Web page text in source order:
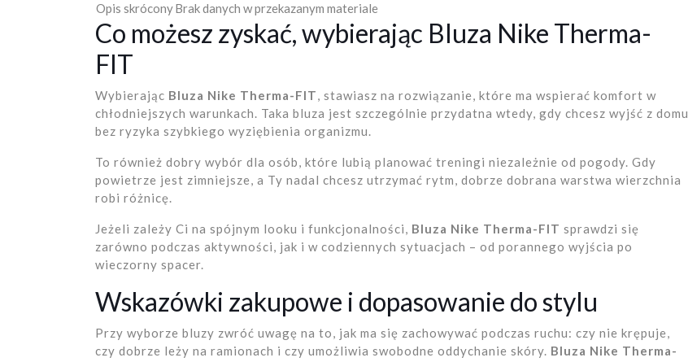
Opis skróconyBrak danych w przekazanym materiale
Co możesz zyskać, wybierając Bluza Nike Therma-
FIT
Wybierając Bluza Nike Therma-FIT, stawiasz na rozwiązanie, które ma wspierać komfort w
chłodniejszych warunkach. Taka bluza jest szczególnie przydatna wtedy, gdy chcesz wyjść z domu
bez ryzyka szybkiego wyziębienia organizmu.
To również dobry wybór dla osób, które lubią planować treningi niezależnie od pogody. Gdy
powietrze jest zimniejsze, a Ty nadal chcesz utrzymać rytm, dobrze dobrana warstwa wierzchnia
robi różnicę.
Jeżeli zależy Ci na spójnym looku i funkcjonalności, Bluza Nike Therma-FIT sprawdzi się
zarówno podczas aktywności, jak i w codziennych sytuacjach – od porannego wyjścia po
wieczorny spacer.
Wskazówki zakupowe i dopasowanie do stylu
Przy wyborze bluzy zwróć uwagę na to, jak ma się zachowywać podczas ruchu: czy nie krępuje,
czy dobrze leży na ramionach i czy umożliwia swobodne oddychanie skóry. Bluza Nike Therma-